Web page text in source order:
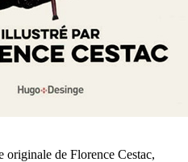
originale de Florence Cestac,